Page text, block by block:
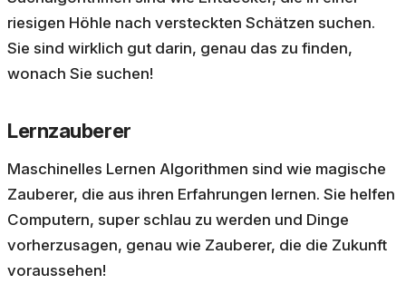
riesigen Höhle nach versteckten Schätzen suchen.
Sie sind wirklich gut darin, genau das zu finden,
wonach Sie suchen!
Lernzauberer
Maschinelles Lernen Algorithmen sind wie magische
Zauberer, die aus ihren Erfahrungen lernen. Sie helfen
Computern, super schlau zu werden und Dinge
vorherzusagen, genau wie Zauberer, die die Zukunft
voraussehen!